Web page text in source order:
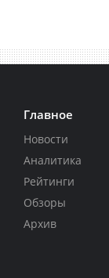
Главное
Новости
Аналитика
Рейтинги
Обзоры
Архив